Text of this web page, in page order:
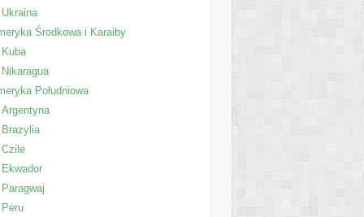
Ukraina
Środkowa i Karaiby
Kuba
Nikaragua
Południowa
Argentyna
Brazylia
Czile
Ekwador
Paragwaj
Peru